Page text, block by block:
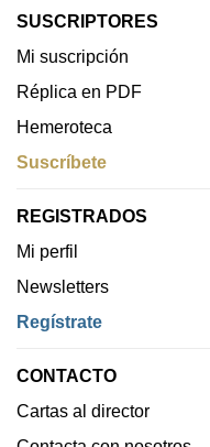
SUSCRIPTORES
Mi suscripción
Réplica en PDF
Hemeroteca
Suscríbete
REGISTRADOS
Mi perfil
Newsletters
Regístrate
CONTACTO
Cartas al director